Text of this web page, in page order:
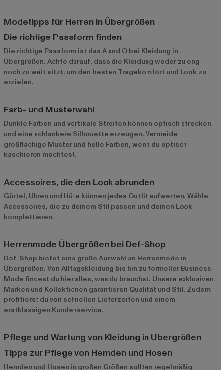
Modetipps für Herren in Übergrößen
Die richtige Passform finden
Die richtige Passform ist das A und O bei Kleidung in
Übergrößen. Achte darauf, dass die Kleidung weder zu eng
noch zu weit sitzt, um den besten Tragekomfort und Look zu
erzielen.
Farb- und Musterwahl
Dunkle Farben und vertikale Streifen können optisch strecken
und eine schlankere Silhouette erzeugen. Vermeide
großflächige Muster und helle Farben, wenn du optisch
kaschieren möchtest.
Accessoires, die den Look abrunden
Gürtel, Uhren und Hüte können jedes Outfit aufwerten. Wähle
Accessoires, die zu deinem Stil passen und deinen Look
komplettieren.
Herrenmode Übergrößen bei Def-Shop
Def-Shop bietet eine große Auswahl an Herrenmode in
Übergrößen. Von Alltagskleidung bis hin zu formeller Business-
Mode findest du hier alles, was du brauchst. Unsere exklusiven
Marken und Kollektionen garantieren Qualität und Stil. Zudem
profitierst du von schnellen Lieferzeiten und einem
erstklassigen Kundenservice.
Pflege und Wartung von Kleidung in Übergrößen
Tipps zur Pflege von Hemden und Hosen
Hemden und Hosen in großen Größen sollten regelmäßig